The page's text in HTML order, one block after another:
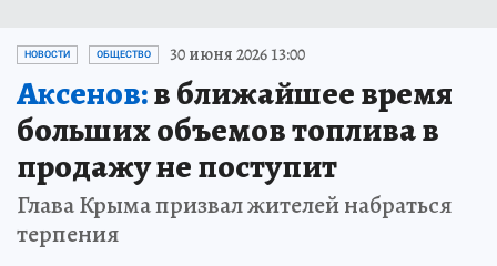
НОВОСТИ ОБЩЕСТВО 30 июня 2026 13:00
Аксенов:в ближайшее время
больших объемов топлива в
продажу не поступит
Глава Крыма призвал жителей набраться
терпения